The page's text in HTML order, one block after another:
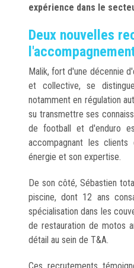
expérience dans le
Deux nouvelles
Malik, fort d'une décennie
et collective, se
notamment en régulation
su transmettre ses
de football et d'enduro
accompagnant les
énergie et son expertise.
De son côté, Sébastien
piscine, dont 12 ans
spécialisation dans les
de restauration de motos
détail au sein de T&A.